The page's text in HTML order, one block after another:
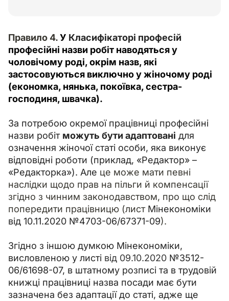
Правило 4. У Класифікаторі професій
професійні назви робіт наводяться у
чоловічому роді, окрім назв, які
застосовуються виключно у жіночому роді
(економка, нянька, покоївка, сестра-
господиня, швачка).
За потребою окремої працівниці професійні
назви робіт можуть бути адаптовані для
означення жіночої статі особи, яка виконує
відповідні роботи (приклад, «Редактор» –
«Редакторка»). Але це може мати певні
наслідки щодо прав на пільги й компенсації
згідно з чинним законодавством, про що слід
попередити працівницю (лист Мінекономіки
від 10.11.2020 №4703-06/67371-09).
Згідно з іншою думкою Мінекономіки,
висловленою у листі від 09.10.2020 №3512-
06/61698-07, в штатному розписі та в трудовій
книжці працівниці назва посади має бути
зазначена без адаптації до статі, адже ще